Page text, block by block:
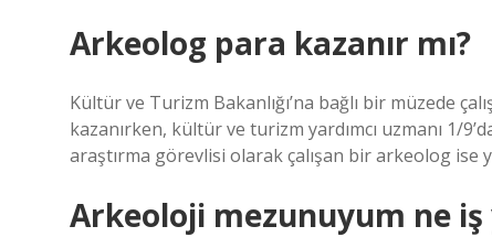
Arkeolog para kazanır mı?
Kültür ve Turizm Bakanlığı’na bağlı bir müzede
kazanırken, kültür ve turizm yardımcı uzmanı 1/
araştırma görevlisi olarak çalışan bir arkeolog ise
Arkeoloji mezunuyum ne